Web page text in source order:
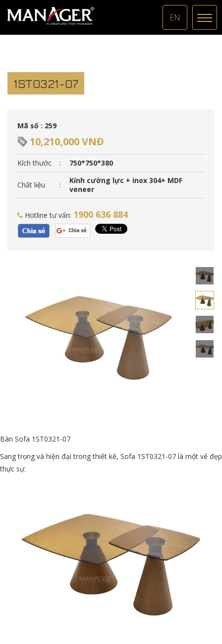
EN
1ST0321-07
Mã số : 259
10,210,000 VNĐ
Kích thước : 750*750*380
Chất liệu :
Kính cường lực + inox 304+ MDF
veneer
Hotline tư vấn: 1900 636 884
Bàn Sofa 1ST0321-07
Sang trọng và hiện đại trong thiết kế, Sofa 1ST0321-07 là một vẻ đẹp
thực sự.